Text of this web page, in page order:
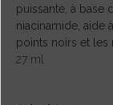
puissante, à base
niacinamide, aide
points noirs et les
27 ml